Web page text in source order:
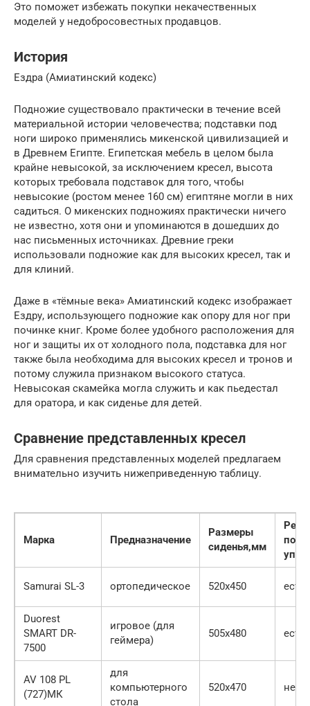
Это поможет избежать покупки некачественных
моделей у недобросовестных продавцов.
История
Ездра (Амиатинский кодекс)
Подножие существовало практически в течение всей
материальной истории человечества; подставки под
ноги широко применялись микенской цивилизацией и
в Древнем Египте. Египетская мебель в целом была
крайне невысокой, за исключением кресел, высота
которых требовала подставок для того, чтобы
невысокие (ростом менее 160 см) египтяне могли в них
садиться. О микенских подножиях практически ничего
не известно, хотя они и упоминаются в дошедших до
нас письменных источниках. Древние греки
использовали подножие как для высоких кресел, так и
для клиний.
Даже в «тёмные века» Амиатинский кодекс изображает
Ездру, использующего подножие как опору для ног при
починке книг. Кроме более удобного расположения для
ног и защиты их от холодного пола, подставка для ног
также была необходима для высоких кресел и тронов и
потому служила признаком высокого статуса.
Невысокая скамейка могла служить и как пьедестал
для оратора, и как сиденье для детей.
Сравнение представленных кресел
Для сравнения представленных моделей предлагаем
внимательно изучить нижеприведенную таблицу.
Марка Предназначение
Размеры
сиденья,мм
Samurai SL-3 ортопедическое 520х450 есть
Duorest
SMART DR-
7500
игровое (для
геймера)
505х480 есть
AV 108 PL
(727)МК
для
компьютерного
стола
520х470 нет